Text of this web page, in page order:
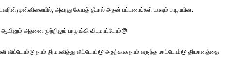
முன்னிலையில், அவரது கோபத் தீயால் அதன் பட்டணங்கள் யாவும் பாழாயின.
ஆயினும் அதனை முற்றிலும் பாழாக்கி விடமாட்டோம்@
விட்டோம்@ நாம் தீர்மானித்து விட்டோம்@ அதற்காக நாம் வருந்த மாட்டோம்@ தீர்மானத்தை